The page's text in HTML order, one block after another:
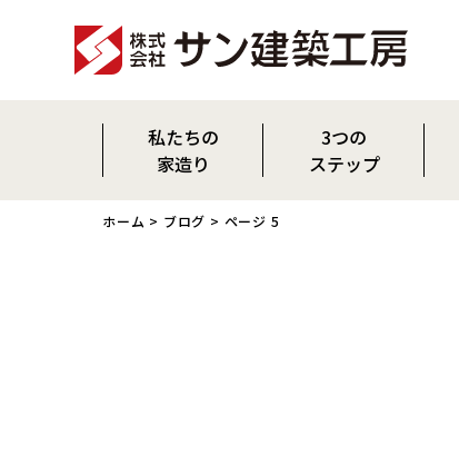
私たちの
家造り
3つの
ステップ
ホーム > ブログ > ページ 5